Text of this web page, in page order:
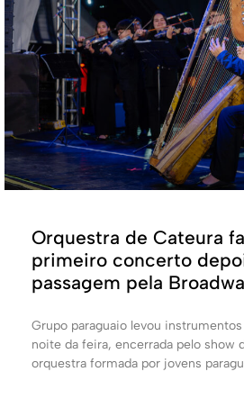
Orquestra de Cateura
primeiro concerto
passagem pela
Grupo paraguaio levou
noite da feira, encerrada pelo show
orquestra formada por jovens